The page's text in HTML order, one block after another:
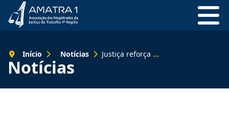
Notícias
Início Notícias Justiça reforça direito de trabalhadoras de shoppings a espaço de cuidado infantil